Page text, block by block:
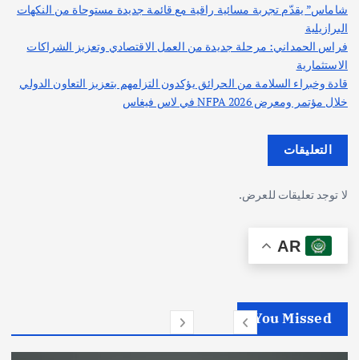
شاماس” يقدّم تجربة مسائية راقية مع قائمة جديدة مستوحاة من النكهات
البرازيلية
فراس الحمداني: مرحلة جديدة من العمل الاقتصادي وتعزيز الشراكات
الاستثمارية
قادة وخبراء السلامة من الحرائق يؤكدون التزامهم بتعزيز التعاون الدولي
خلال مؤتمر ومعرض NFPA 2026 في لاس فيغاس
التعليقات
لا توجد تعليقات للعرض.
AR
You Missed